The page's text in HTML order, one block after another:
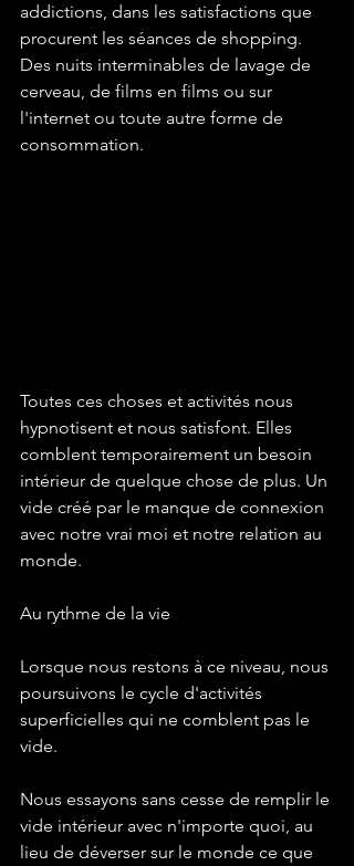
addictions, dans les satisfactions que
procurent les séances de shopping.
Des nuits interminables de lavage de
cerveau, de films en films ou sur
l'internet ou toute autre forme de
consommation.
Toutes ces choses et activités nous
hypnotisent et nous satisfont. Elles
comblent temporairement un besoin
intérieur de quelque chose de plus. Un
vide créé par le manque de connexion
avec notre vrai moi et notre relation au
monde.
Au rythme de la vie
Lorsque nous restons à ce niveau, nous
poursuivons le cycle d'activités
superficielles qui ne comblent pas le
vide.
Nous essayons sans cesse de remplir le
vide intérieur avec n'importe quoi, au
lieu de déverser sur le monde ce que